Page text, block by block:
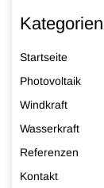
Kategorien
Startseite
Photovoltaik
Windkraft
Wasserkraft
Referenzen
Kontakt